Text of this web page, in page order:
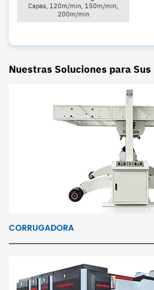
Capas, 120m/min, 150m/min,
200m/min
Nuestras Soluciones para
CORRUGADORA